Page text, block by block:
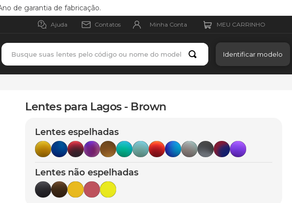
de garantia de fabricação.
Ajuda Contatos Minha Conta
Busque suas lentes pelo código ou nome do modelo
Identificar modelo
Lentes para Lagos - Brown
Lentes espelhadas
Lentes não espelhadas